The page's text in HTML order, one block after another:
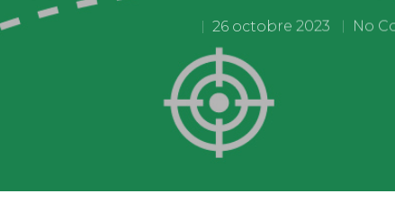
26 octobre 2023 No